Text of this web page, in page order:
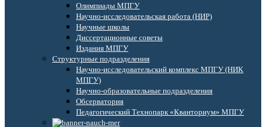
Олимпиады МПГУ
Научно-исследовательская работа (НИР)
Научные школы
Диссертационные советы
Издания МПГУ
Структурные подразделения
Научно-исследовательский комплекс МПГУ (НИК
МПГУ)
Научно-образовательные подразделения
Обсерватория
Педагогический Технопарк «Кванториум» МПГУ